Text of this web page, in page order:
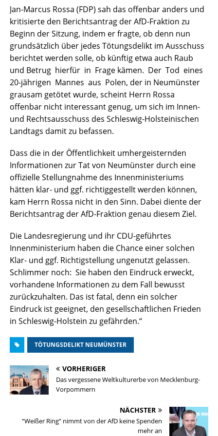
Jan-Marcus Rossa (FDP) sah das offenbar anders und
kritisierte den Berichtsantrag der AfD-Fraktion zu
Beginn der Sitzung, indem er fragte, ob denn nun
grundsätzlich über jedes Tötungsdelikt im Ausschuss
berichtet werden solle, ob künftig etwa auch Raub
und Betrug hierfür in Frage kämen. Der Tod eines
20-jährigen Mannes aus Polen, der in Neumünster
grausam getötet wurde, scheint Herrn Rossa
offenbar nicht interessant genug, um sich im Innen-
und Rechtsausschuss des Schleswig-Holsteinischen
Landtags damit zu befassen.
Dass die in der Öffentlichkeit umhergeisternden
Informationen zur Tat von Neumünster durch eine
offizielle Stellungnahme des Innenministeriums
hätten klar- und ggf. richtiggestellt werden können,
kam Herrn Rossa nicht in den Sinn. Dabei diente der
Berichtsantrag der AfD-Fraktion genau diesem Ziel.
Die Landesregierung und ihr CDU-geführtes
Innenministerium haben die Chance einer solchen
Klar- und ggf. Richtigstellung ungenutzt gelassen.
Schlimmer noch: Sie haben den Eindruck erweckt,
vorhandene Informationen zu dem Fall bewusst
zurückzuhalten. Das ist fatal, denn ein solcher
Eindruck ist geeignet, den gesellschaftlichen Frieden
in Schleswig-Holstein zu gefährden.“
TÖTUNGSDELIKT NEUMÜNSTER
VORHERIGER
Das vergessene Weltkulturerbe von Mecklenburg-
Vorpommern
NÄCHSTER
“Weißer Ring” nimmt von der AfD keine Spenden
mehr an